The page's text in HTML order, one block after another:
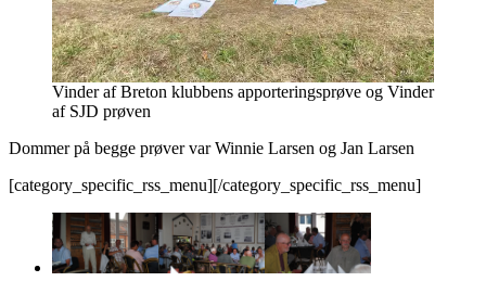
Vinder af Breton klubbens apporteringsprøve og Vinder
af SJD prøven
Dommer på begge prøver var Winnie Larsen og Jan Larsen
[category_specific_rss_menu][/category_specific_rss_menu]